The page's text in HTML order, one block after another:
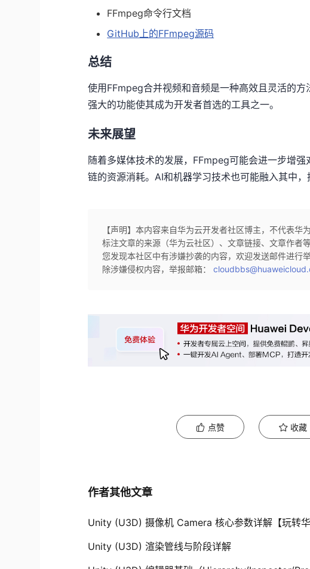
FFmpeg命令行文档
GitHub上的FFmpeg源码
总结
使用FFmpeg合并视频和音频是一种高效且灵活的
强大的功能使其成为开发者首选的工具之一。
未来展望
随着多媒体技术的发展，FFmpeg可能会进一步增
链的资源消耗。AI和机器学习技术也可能融入其中，
【声明】本内容来自华为云开发者社区博主，不代表
标注文章的来源（华为云社区）、文章链接、文章作者
您发现本社区中有涉嫌抄袭的内容，欢迎发送邮件进行
除涉嫌侵权内容，举报邮箱：
点赞 收藏
作者其他文章
Unity (U3D) 摄像机 Camera 核心参数详解【玩转华
Unity (U3D) 渲染管线与阶段详解